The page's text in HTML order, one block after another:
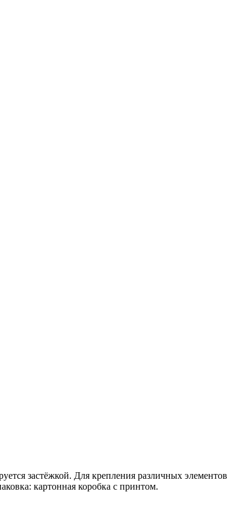
застёжкой. Для крепления различных элементов
картонная коробка с принтом.